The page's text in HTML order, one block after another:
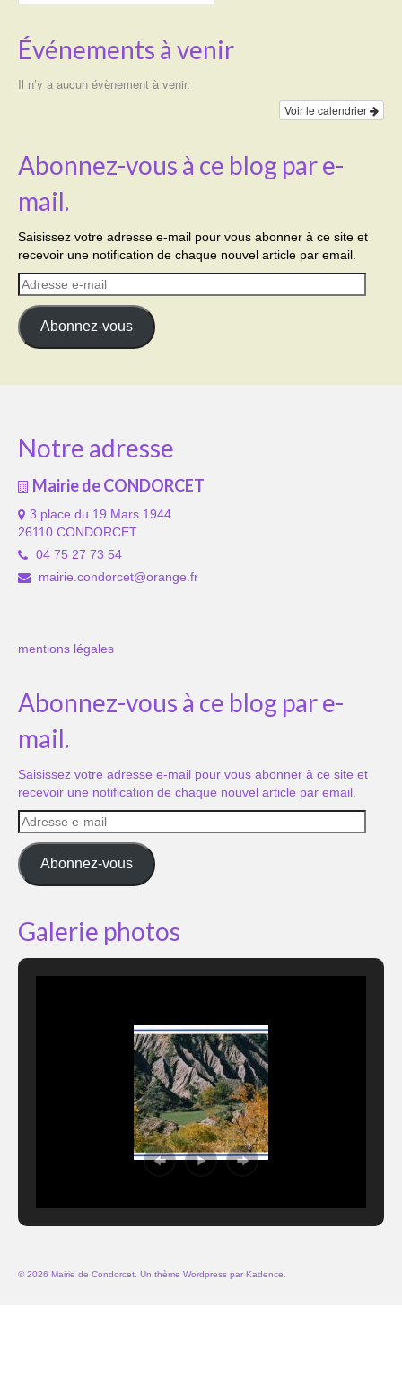
Événements à venir
Il n’y a aucun évènement à venir.
Voir le calendrier
Abonnez-vous à ce blog par e-
mail.
Saisissez votre adresse e-mail pour vous abonner à ce site et
recevoir une notification de chaque nouvel article par email.
Adresse
e-
mail
Abonnez-vous
Notre adresse
Mairie de CONDORCET
3 place du 19 Mars 1944
26110 CONDORCET
04 75 27 73 54
mairie.condorcet@orange.fr
mentions légales
Abonnez-vous à ce blog par e-
mail.
Saisissez votre adresse e-mail pour vous abonner à ce site et
recevoir une notification de chaque nouvel article par email.
Adresse
e-
mail
Abonnez-vous
Galerie photos
© 2026 Mairie de Condorcet. Un thème Wordpress par Kadence.